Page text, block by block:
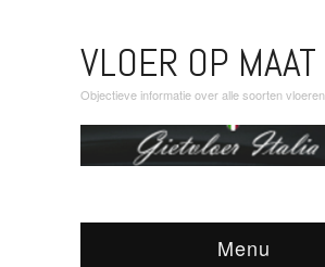
VLOER OP MAAT
Objectieve informatie over alle soorten vloeren
Menu